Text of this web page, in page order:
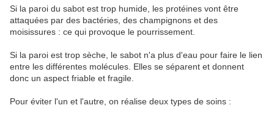
Si la paroi du sabot est trop humide, les protéines vont être
attaquées par des bactéries, des champignons et des
moisissures : ce qui provoque le pourrissement.
Si la paroi est trop sèche, le sabot n'a plus d'eau pour faire le lien
entre les différentes molécules. Elles se séparent et donnent
donc un aspect friable et fragile.
Pour éviter l'un et l'autre, on réalise deux types de soins :